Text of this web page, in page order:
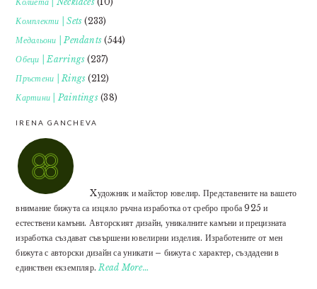
Комплекти | Sets (233)
Медальони | Pendants (544)
Обеци | Earrings (237)
Пръстени | Rings (212)
Картини | Paintings(38)
IRENA GANCHEVA
Xудожник и майстор ювелир. Представените на вашето
внимание бижута са изцяло ръчна изработка от сребро проба 925 и
естествени камъни. Авторският дизайн, уникалните камъни и прецизната
изработка създават съвършени ювелирни изделия. Изработените от мен
бижута с авторски дизайн са уникати – бижута с характер, създадени в
единствен екземпляр.Read More…